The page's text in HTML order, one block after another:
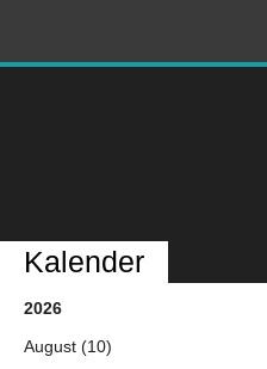
Kalender
2026
August (10)